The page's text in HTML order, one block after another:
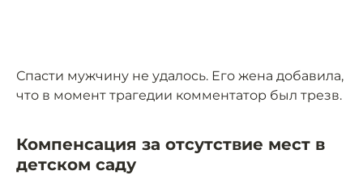
Спасти мужчину не удалось. Его жена добавила,
что в момент трагедии комментатор был трезв.
Компенсация за отсутствие мест в
детском саду